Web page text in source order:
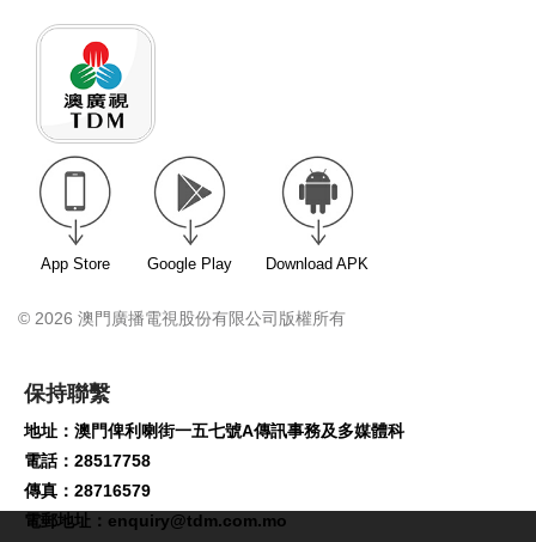
App Store Google Play Download APK
© 2026 澳門廣播電視股份有限公司版權所有
保持聯繫
地址：澳門俾利喇街一五七號A傳訊事務及多媒體科
電話：28517758
傳真：28716579
電郵地址： enquiry@tdm.com.mo